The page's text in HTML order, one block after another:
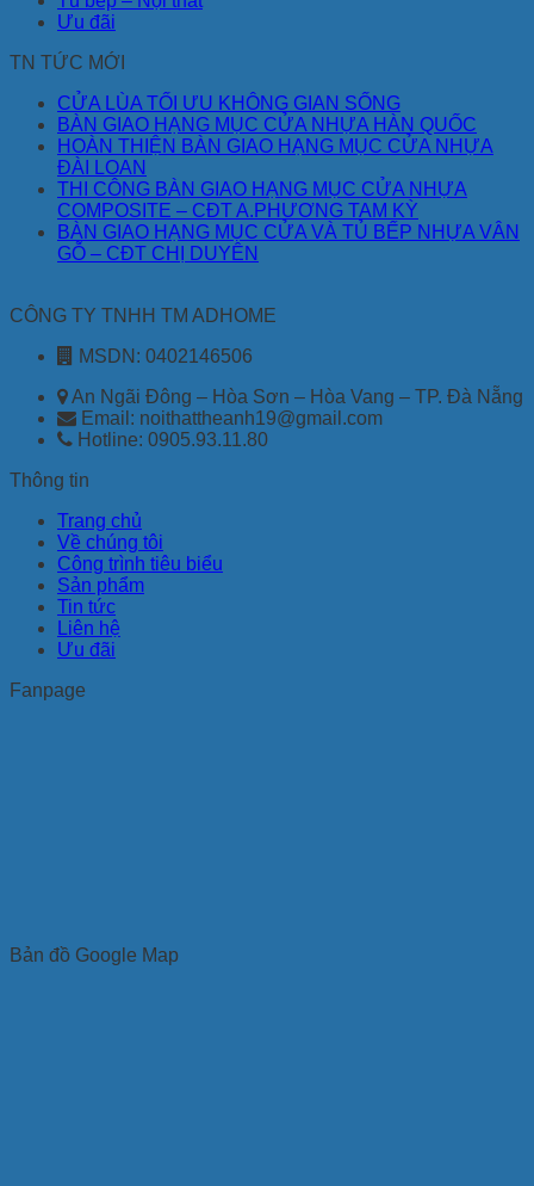
Ưu đãi
TN TỨC MỚI
CỬA LÙA TỐI ƯU KHÔNG GIAN SỐNG
BÀN GIAO HẠNG MỤC CỬA NHỰA HÀN QUỐC
HOÀN THIỆN BÀN GIAO HẠNG MỤC CỬA NHỰA
ĐÀI LOAN
THI CÔNG BÀN GIAO HẠNG MỤC CỬA NHỰA
COMPOSITE – CĐT A.PHƯƠNG TAM KỲ
BÀN GIAO HẠNG MỤC CỬA VÀ TỦ BẾP NHỰA VÂN
GỖ – CĐT CHỊ DUYÊN
CÔNG TY TNHH TM ADHOME
MSDN: 0402146506
An Ngãi Đông – Hòa Sơn – Hòa Vang – TP. Đà Nẵng
Email: noithattheanh19@gmail.com
Hotline: 0905.93.11.80
Thông tin
Trang chủ
Về chúng tôi
Công trình tiêu biểu
Sản phẩm
Tin tức
Liên hệ
Ưu đãi
Fanpage
Bản đồ Google Map